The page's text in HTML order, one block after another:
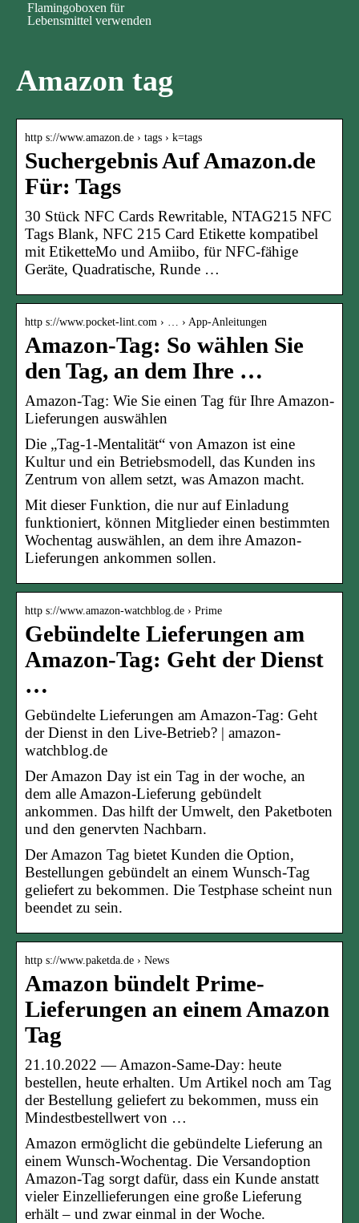
Flamingoboxen für
Lebensmittel verwenden
Amazon tag
http s://www.amazon.de › tags › k=tags
Suchergebnis Auf Amazon.de
Für: Tags
30 Stück NFC Cards Rewritable, NTAG215 NFC
Tags Blank, NFC 215 Card Etikette kompatibel
mit EtiketteMo und Amiibo, für NFC-fähige
Geräte, Quadratische, Runde …
http s://www.pocket-lint.com › … › App-Anleitungen
Amazon-Tag: So wählen Sie
den Tag, an dem Ihre …
Amazon-Tag: Wie Sie einen Tag für Ihre Amazon-
Lieferungen auswählen
Die „Tag-1-Mentalität“ von Amazon ist eine
Kultur und ein Betriebsmodell, das Kunden ins
Zentrum von allem setzt, was Amazon macht.
Mit dieser Funktion, die nur auf Einladung
funktioniert, können Mitglieder einen bestimmten
Wochentag auswählen, an dem ihre Amazon-
Lieferungen ankommen sollen.
http s://www.amazon-watchblog.de › Prime
Gebündelte Lieferungen am
Amazon-Tag: Geht der Dienst
…
Gebündelte Lieferungen am Amazon-Tag: Geht
der Dienst in den Live-Betrieb? | amazon-
watchblog.de
Der Amazon Day ist ein Tag in der woche, an
dem alle Amazon-Lieferung gebündelt
ankommen. Das hilft der Umwelt, den Paketboten
und den genervten Nachbarn.
Der Amazon Tag bietet Kunden die Option,
Bestellungen gebündelt an einem Wunsch-Tag
geliefert zu bekommen. Die Testphase scheint nun
beendet zu sein.
http s://www.paketda.de › News
Amazon bündelt Prime-
Lieferungen an einem Amazon
Tag
21.10.2022 — Amazon-Same-Day: heute
bestellen, heute erhalten. Um Artikel noch am Tag
der Bestellung geliefert zu bekommen, muss ein
Mindestbestellwert von …
Amazon ermöglicht die gebündelte Lieferung an
einem Wunsch-Wochentag. Die Versandoption
Amazon-Tag sorgt dafür, dass ein Kunde anstatt
vieler Einzellieferungen eine große Lieferung
erhält – und zwar einmal in der Woche.